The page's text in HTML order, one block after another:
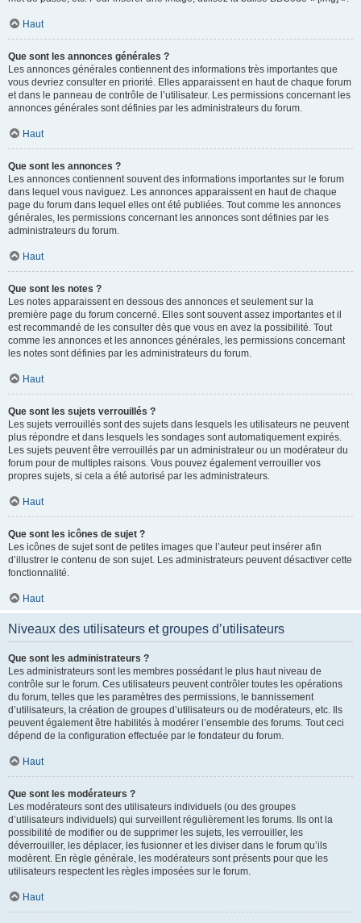
Haut
Que sont les annonces générales ?
Les annonces générales contiennent des informations très importantes que
vous devriez consulter en priorité. Elles apparaissent en haut de chaque forum
et dans le panneau de contrôle de l’utilisateur. Les permissions concernant les
annonces générales sont définies par les administrateurs du forum.
Haut
Que sont les annonces ?
Les annonces contiennent souvent des informations importantes sur le forum
dans lequel vous naviguez. Les annonces apparaissent en haut de chaque
page du forum dans lequel elles ont été publiées. Tout comme les annonces
générales, les permissions concernant les annonces sont définies par les
administrateurs du forum.
Haut
Que sont les notes ?
Les notes apparaissent en dessous des annonces et seulement sur la
première page du forum concerné. Elles sont souvent assez importantes et il
est recommandé de les consulter dès que vous en avez la possibilité. Tout
comme les annonces et les annonces générales, les permissions concernant
les notes sont définies par les administrateurs du forum.
Haut
Que sont les sujets verrouillés ?
Les sujets verrouillés sont des sujets dans lesquels les utilisateurs ne peuvent
plus répondre et dans lesquels les sondages sont automatiquement expirés.
Les sujets peuvent être verrouillés par un administrateur ou un modérateur du
forum pour de multiples raisons. Vous pouvez également verrouiller vos
propres sujets, si cela a été autorisé par les administrateurs.
Haut
Que sont les icônes de sujet ?
Les icônes de sujet sont de petites images que l’auteur peut insérer afin
d’illustrer le contenu de son sujet. Les administrateurs peuvent désactiver cette
fonctionnalité.
Haut
Niveaux des utilisateurs et groupes d’utilisateurs
Que sont les administrateurs ?
Les administrateurs sont les membres possédant le plus haut niveau de
contrôle sur le forum. Ces utilisateurs peuvent contrôler toutes les opérations
du forum, telles que les paramètres des permissions, le bannissement
d’utilisateurs, la création de groupes d’utilisateurs ou de modérateurs, etc. Ils
peuvent également être habilités à modérer l’ensemble des forums. Tout ceci
dépend de la configuration effectuée par le fondateur du forum.
Haut
Que sont les modérateurs ?
Les modérateurs sont des utilisateurs individuels (ou des groupes
d’utilisateurs individuels) qui surveillent régulièrement les forums. Ils ont la
possibilité de modifier ou de supprimer les sujets, les verrouiller, les
déverrouiller, les déplacer, les fusionner et les diviser dans le forum qu’ils
modèrent. En règle générale, les modérateurs sont présents pour que les
utilisateurs respectent les règles imposées sur le forum.
Haut